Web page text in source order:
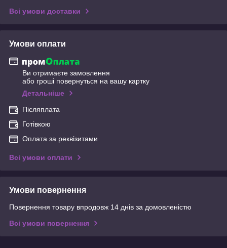
Всі умови доставки
Умови оплати
Ви отримаєте замовлення
або гроші повернуться на вашу картку
Детальніше
Післяплата
Готівкою
Оплата за реквізитами
Всі умови оплати
Умови повернення
Повернення товару впродовж 14 днів за домовленістю
Всі умови повернення